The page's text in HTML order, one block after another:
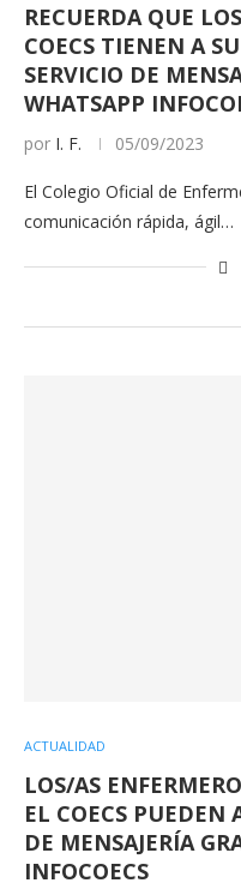
RECUERDA QUE
COECS TIENEN A
SERVICIO DE
WHATSAPP
por I. F. 05/09/2023
El Colegio Oficial de
comunicación rápida, ágil…
ACTUALIDAD
LOS/AS
EL COECS PUEDEN
DE MENSAJERÍA
INFOCOECS